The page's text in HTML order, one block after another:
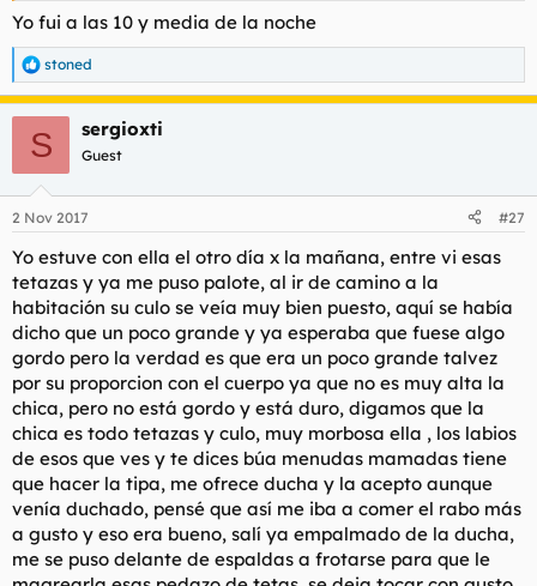
m
a
Yo fui a las 10 y media de la noche
R
e
a
e
:
stoned
S sergioxti
Guest
2 Nov 2017 #27
Yo estuve con ella el otro día x la mañana, entre vi esas
tetazas y ya me puso palote, al ir de camino a la
habitación su culo se veía muy bien puesto, aquí se había
dicho que un poco grande y ya esperaba que fuese algo
gordo pero la verdad es que era un poco grande talvez
por su proporcion con el cuerpo ya que no es muy alta la
chica, pero no está gordo y está duro, digamos que la
chica es todo tetazas y culo, muy morbosa ella , los labios
de esos que ves y te dices búa menudas mamadas tiene
que hacer la tipa, me ofrece ducha y la acepto aunque
venía duchado, pensé que así me iba a comer el rabo más
a gusto y eso era bueno, salí ya empalmado de la ducha,
me se puso delante de espaldas a frotarse para que le